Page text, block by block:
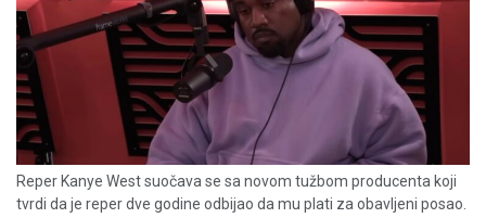
Reper Kanye West suočava se sa novom tužbom producenta koji
tvrdi da je reper dve godine odbijao da mu plati za obavljeni posao.